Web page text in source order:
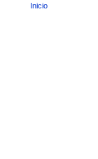
Inicio